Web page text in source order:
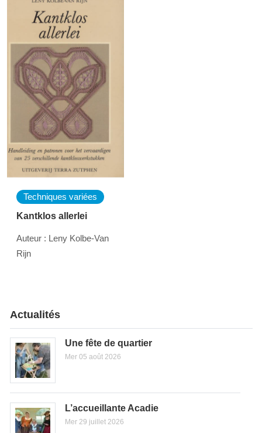
Techniques variées
Kantklos allerlei
Auteur : Leny Kolbe-Van
Rijn
Actualités
Une fête de quartier
Mer 05 août 2026
L’accueillante Acadie
Mer 29 juillet 2026